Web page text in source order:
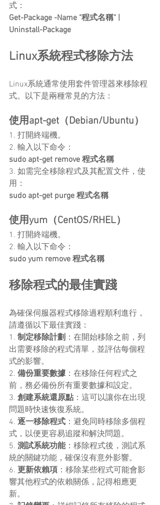
式：
Get-Package -Name "程式名稱" |
Uninstall-Package
Linux系統程式移除方法
Linux系統通常使用套件管理器來移除程
式。以下是兩種常見的方法：
使用apt-get（Debian/Ubuntu）
1. 打開終端機。
2. 輸入以下命令：
sudo apt-get remove 程式名稱
3. 如需完全移除程式及其配置文件，使
用：
sudo apt-get purge 程式名稱
使用yum（CentOS/RHEL）
1. 打開終端機。
2. 輸入以下命令：
sudo yum remove 程式名稱
移除程式的最佳實踐
為確保伺服器程式移除過程順利進行，
請遵循以下最佳實踐：
1. 制定移除計劃 ：在開始移除之前，列
出需要移除的程式清單，並評估每個程
式的影響。
2. 備份重要數據 ：在移除任何程式之
前，務必備份所有重要數據和設定。
3. 創建系統還原點 ：這可以讓你在出現
問題時快速恢復系統。
4. 逐一移除程式 ：避免同時移除多個程
式，以便更容易追蹤和解決問題。
5. 測試系統功能：移除程式後，測試系
統的關鍵功能，確保沒有意外影響。
6. 更新依賴項 ：移除某些程式可能會影
響其他程式的依賴關係，記得相應更
新。